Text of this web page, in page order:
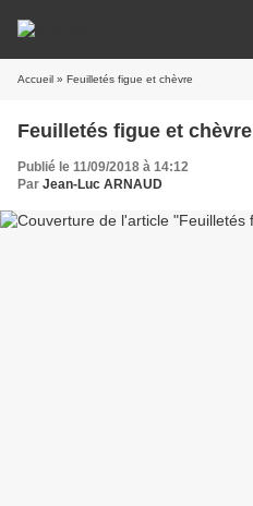
Accueil » Feuilletés figue et chèvre
Feuilletés figue et chèvre
Publié le 11/09/2018 à 14:12
Par Jean-Luc ARNAUD